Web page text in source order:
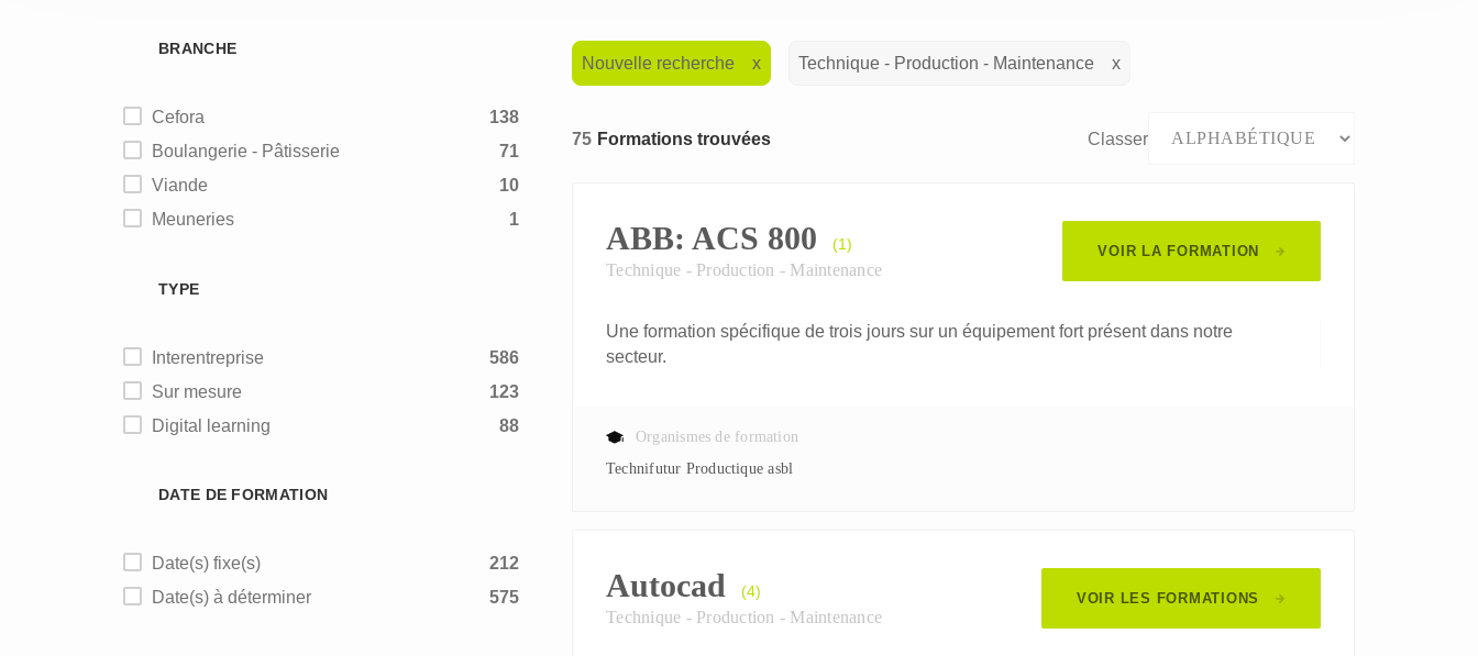
BRANCHE
Cefora
138
Boulangerie - Pâtisserie
71
Viande
10
Meuneries
1
TYPE
Interentreprise
586
Sur mesure
123
Digital learning
88
DATE DE FORMATION
Date(s) fixe(s)
212
Date(s) à déterminer
575
Nouvelle recherche Technique - Production - Maintenance
75 Formations trouvées Classer
VOIR LA FORMATION
ABB: ACS 800 (1)
Technique - Production - Maintenance
Une formation spécifique de trois jours sur un équipement fort présent dans notre
secteur.
Organismes de formation
Technifutur Productique asbl
VOIR LES FORMATIONS
Autocad (4)
Technique - Production - Maintenance